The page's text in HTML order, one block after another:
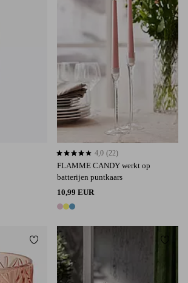
FLAMME CANDY werkt op
batterijen puntkaars
10,99 EUR
3 kleuren
4,0 op basis van 22 beoordelingen
4,0 (22)
Toevoegen aan favorieten